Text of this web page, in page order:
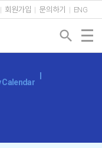
회원가입 문의하기 ENG
search
Calendar